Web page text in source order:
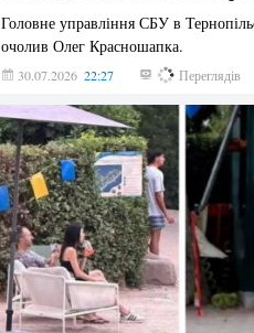
Головне управління СБУ в
очолив Олег Красношапка.
30.07.2026 22:27 629 Переглядів